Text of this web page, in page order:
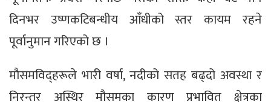
दिनभर उष्णकटिबन्धीय आँधीको स्तर कायम रहने
पूर्वानुमान गरिएको छ ।
मौसमविद्हरूले भारी वर्षा, नदीको सतह बढ्दो अवस्था र
निरन्तर अस्थिर मौसमका कारण प्रभावित क्षेत्रका